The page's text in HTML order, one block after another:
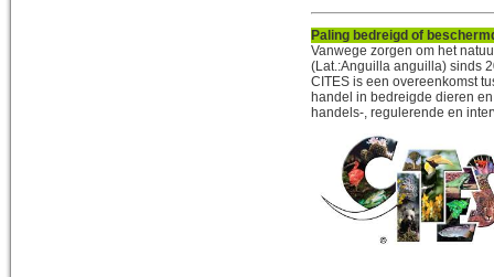
Paling bedreigd of
Vanwege zorgen om het
(Lat.:Anguilla anguilla) sinds
CITES is een overeenkomst
handel in bedreigde dieren
handels-, regulerende en